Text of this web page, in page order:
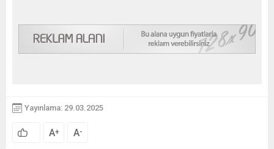
Yayınlama: 29.03.2025
A+ A-